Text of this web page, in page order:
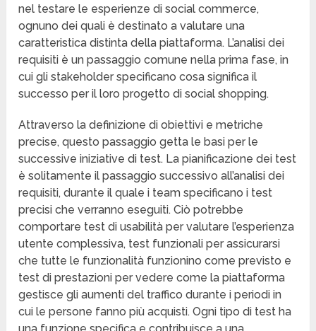
nel testare le esperienze di social commerce,
ognuno dei quali è destinato a valutare una
caratteristica distinta della piattaforma. L’analisi dei
requisiti è un passaggio comune nella prima fase, in
cui gli stakeholder specificano cosa significa il
successo per il loro progetto di social shopping.
Attraverso la definizione di obiettivi e metriche
precise, questo passaggio getta le basi per le
successive iniziative di test. La pianificazione dei test
è solitamente il passaggio successivo all’analisi dei
requisiti, durante il quale i team specificano i test
precisi che verranno eseguiti. Ciò potrebbe
comportare test di usabilità per valutare l’esperienza
utente complessiva, test funzionali per assicurarsi
che tutte le funzionalità funzionino come previsto e
test di prestazioni per vedere come la piattaforma
gestisce gli aumenti del traffico durante i periodi in
cui le persone fanno più acquisti. Ogni tipo di test ha